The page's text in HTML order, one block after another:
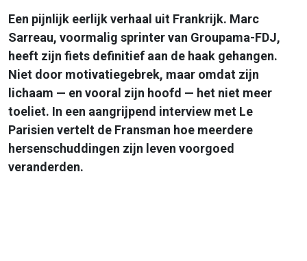
Een pijnlijk eerlijk verhaal uit Frankrijk. Marc
Sarreau, voormalig sprinter van Groupama-FDJ,
heeft zijn fiets definitief aan de haak gehangen.
Niet door motivatiegebrek, maar omdat zijn
lichaam — en vooral zijn hoofd — het niet meer
toeliet. In een aangrijpend interview met Le
Parisien vertelt de Fransman hoe meerdere
hersenschuddingen zijn leven voorgoed
veranderden.